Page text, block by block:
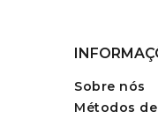
Sobre nós
Métodos